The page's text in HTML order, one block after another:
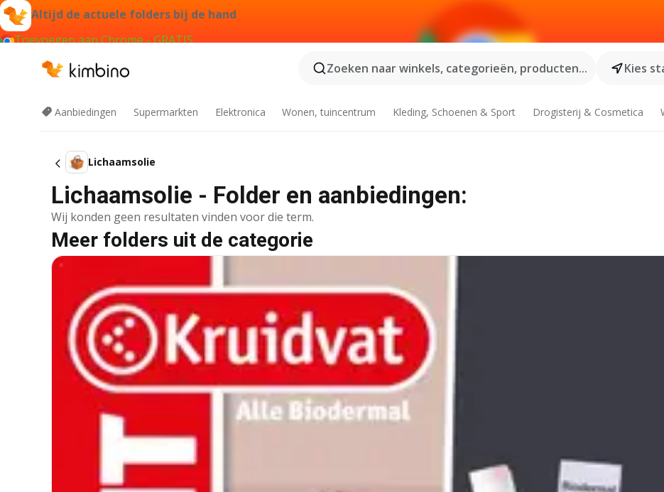
Altijd de actuele folders bij de hand
Toevoegen aan Chrome - GRATIS
Zoeken naar winkels, categorieën, producten...
Kies
Aanbiedingen Supermarkten Elektronica Wonen, tuincentrum Kleding, Schoenen & Sport Drogisterij & Cosmetica
Lichaamsolie
Lichaamsolie - Folder en aanbiedingen:
Wij konden geen resultaten vinden voor die term.
Meer folders uit de categorie